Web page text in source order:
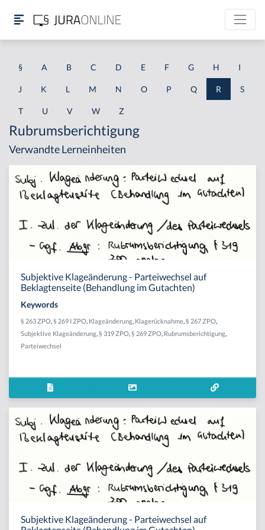
§ A B C D E F G H I
J K L M N O P Q R S
T U V W Z
Rubrumsberichtigung
Verwandte Lerneinheiten
Subjektive Klageänderung - Parteiwechsel auf
Beklagtenseite (Behandlung im Gutachten)
Keywords
§ 263 ZPO § 269 I ZPO Klageänderung Klagerücknahme § 267 ZPO
Subjektive Klageänderung § 319 ZPO § 269 ZPO Rubrumsberichtigung
Parteiwechsel
Subjektive Klageänderung - Parteiwechsel auf